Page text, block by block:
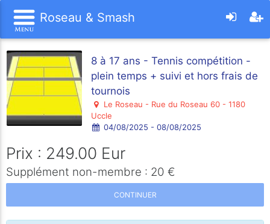
Roseau & Smash
8 à 17 ans - Tennis compétition -
plein temps + suivi et hors frais de
tournois
Le Roseau - Rue du Roseau 60 - 1180
Uccle
04/08/2025 - 08/08/2025
Prix : 249.00 Eur
Supplément non-membre : 20 €
CONTINUER